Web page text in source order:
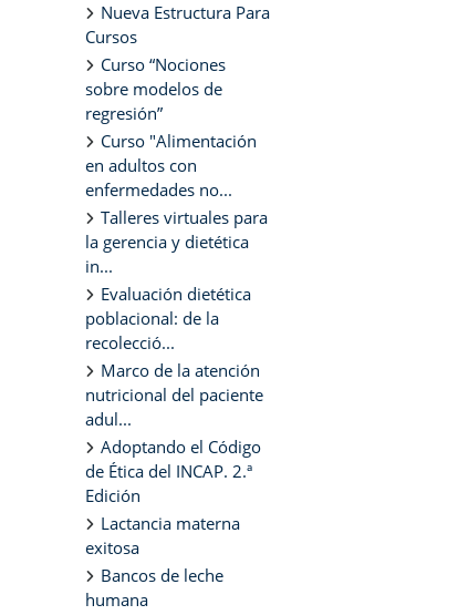
Nueva Estructura Para
Cursos
Curso “Nociones
sobre modelos de
regresión”
Curso "Alimentación
en adultos con
enfermedades no...
Talleres virtuales para
la gerencia y dietética
in...
Evaluación dietética
poblacional: de la
recolecció...
Marco de la atención
nutricional del paciente
adul...
Adoptando el Código
de Ética del INCAP. 2.ª
Edición
Lactancia materna
exitosa
Bancos de leche
humana